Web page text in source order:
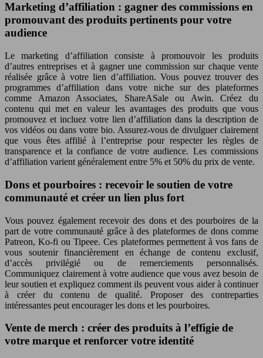
Marketing d’affiliation : gagner des commissions en
promouvant des produits pertinents pour votre
audience
Le marketing d’affiliation consiste à promouvoir les produits
d’autres entreprises et à gagner une commission sur chaque vente
réalisée grâce à votre lien d’affiliation. Vous pouvez trouver des
programmes d’affiliation dans votre niche sur des plateformes
comme Amazon Associates, ShareASale ou Awin. Créez du
contenu qui met en valeur les avantages des produits que vous
promouvez et incluez votre lien d’affiliation dans la description de
vos vidéos ou dans votre bio. Assurez-vous de divulguer clairement
que vous êtes affilié à l’entreprise pour respecter les règles de
transparence et la confiance de votre audience. Les commissions
d’affiliation varient généralement entre 5% et 50% du prix de vente.
Dons et pourboires : recevoir le soutien de votre
communauté et créer un lien plus fort
Vous pouvez également recevoir des dons et des pourboires de la
part de votre communauté grâce à des plateformes de dons comme
Patreon, Ko-fi ou Tipeee. Ces plateformes permettent à vos fans de
vous soutenir financièrement en échange de contenu exclusif,
d’accès privilégié ou de remerciements personnalisés.
Communiquez clairement à votre audience que vous avez besoin de
leur soutien et expliquez comment ils peuvent vous aider à continuer
à créer du contenu de qualité. Proposer des contreparties
intéressantes peut encourager les dons et les pourboires.
Vente de merch : créer des produits à l’effigie de
votre marque et renforcer votre identité